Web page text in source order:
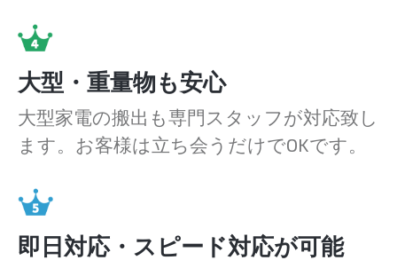
大型・重量物も安心
大型家電の搬出も専門スタッフが対応致し
ます。お客様は立ち会うだけでOKです。
即日対応・スピード対応が可能